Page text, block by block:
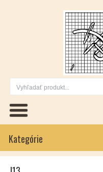
Kategórie